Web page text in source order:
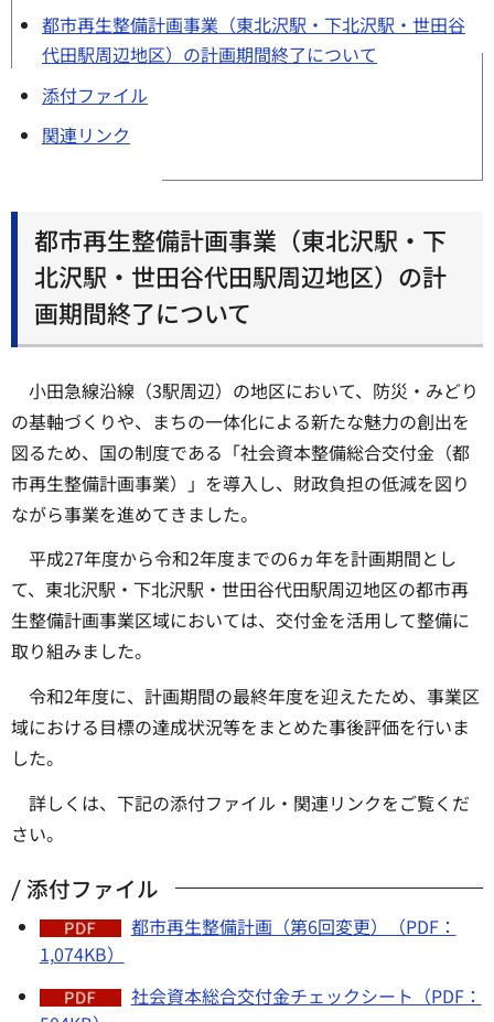
都市再生整備計画事業（東北沢駅・下北沢駅・世田谷
代田駅周辺地区）の計画期間終了について
添付ファイル
関連リンク
都市再生整備計画事業（東北沢駅・下
北沢駅・世田谷代田駅周辺地区）の計
画期間終了について
小田急線沿線（3駅周辺）の地区において、防災・みどり
の基軸づくりや、まちの一体化による新たな魅力の創出を
図るため、国の制度である「社会資本整備総合交付金（都
市再生整備計画事業）」を導入し、財政負担の低減を図り
ながら事業を進めてきました。
平成27年度から令和2年度までの6ヵ年を計画期間とし
て、東北沢駅・下北沢駅・世田谷代田駅周辺地区の都市再
生整備計画事業区域においては、交付金を活用して整備に
取り組みました。
令和2年度に、計画期間の最終年度を迎えたため、事業区
域における目標の達成状況等をまとめた事後評価を行いま
した。
詳しくは、下記の添付ファイル・関連リンクをご覧くだ
さい。
添付ファイル
都市再生整備計画（第6回変更）（PDF：
1,074KB）
社会資本総合交付金チェックシート（PDF：